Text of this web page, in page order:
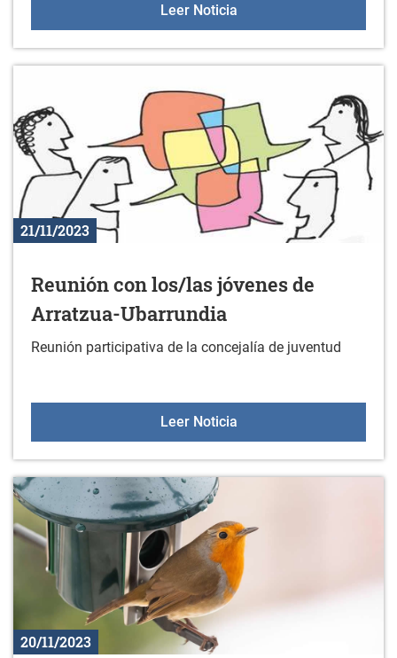
Leer NoticiaPROGRAMA DE
21/11/2023
Reunión con los/las jóvenes de
Arratzua-Ubarrundia
Reunión participativa de la concejalía de juventud
Leer NoticiaReunión con los/las
20/11/2023